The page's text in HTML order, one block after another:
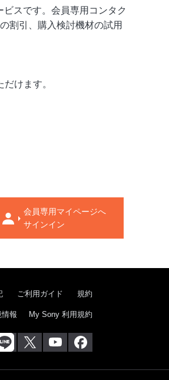
スです。会員専用コンタク
割引、購入検討機材の試用
けます。
会員専用マイページへ
サインイン
ご利用ガイド 規約
報 My Sony 利用規約